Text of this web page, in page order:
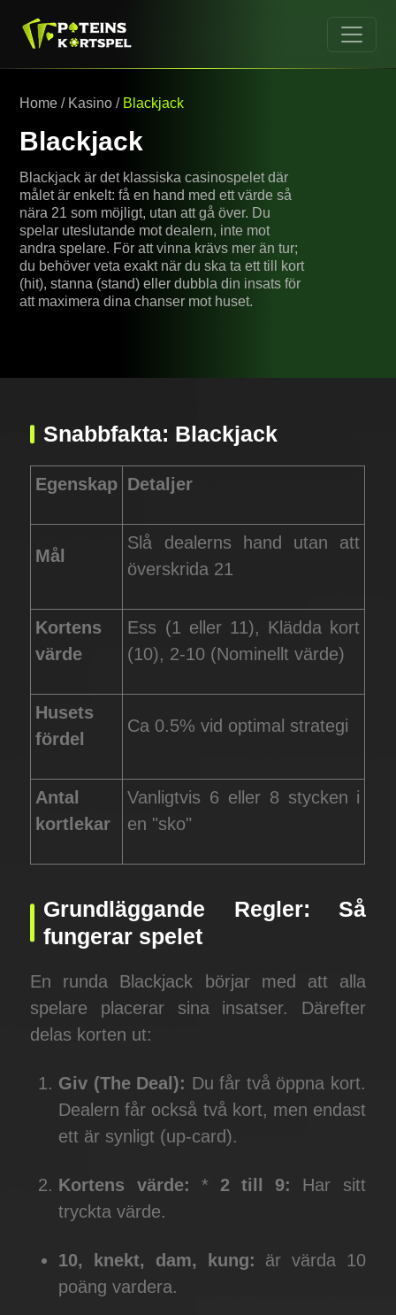
Home / Kasino / Blackjack
Blackjack
Blackjack är det klassiska casinospelet där
målet är enkelt: få en hand med ett värde så
nära 21 som möjligt, utan att gå över. Du
spelar uteslutande mot dealern, inte mot
andra spelare. För att vinna krävs mer än tur;
du behöver veta exakt när du ska ta ett till kort
(hit), stanna (stand) eller dubbla din insats för
att maximera dina chanser mot huset.
Snabbfakta: Blackjack
Egenskap Detaljer
Mål
Slå dealerns hand utan att
överskrida 21
Kortens
värde
Ess (1 eller 11), Klädda kort
(10), 2-10 (Nominellt värde)
Husets
fördel
Ca 0.5% vid optimal strategi
Antal
kortlekar
Vanligtvis 6 eller 8 stycken i
en "sko"
Grundläggande Regler: Så
fungerar spelet
En runda Blackjack börjar med att alla
spelare placerar sina insatser. Därefter
delas korten ut:
Giv (The Deal): Du får två öppna kort.
Dealern får också två kort, men endast
ett är synligt (up-card).
Kortens värde: * 2 till 9:
Har sitt
tryckta värde.
10, knekt, dam, kung: är värda 10
poäng vardera.